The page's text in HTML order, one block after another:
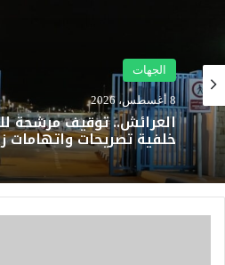
الجهات
8 أغسطس، 2026
العرائش.. توقيف مرشحة
خلفية تصريحات واتهامات